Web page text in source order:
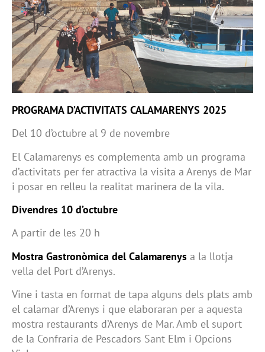
PROGRAMA D’ACTIVITATS CALAMARENYS 2025
Del 10 d’octubre al 9 de novembre
El Calamarenys es complementa amb un programa
d’activitats per fer atractiva la visita a Arenys de Mar
i posar en relleu la realitat marinera de la vila.
Divendres 10 d’octubre
A partir de les 20 h
Mostra Gastronòmica del Calamarenys a la llotja
vella del Port d’Arenys.
Vine i tasta en format de tapa alguns dels plats amb
el calamar d’Arenys i que elaboraran per a aquesta
mostra restaurants d’Arenys de Mar. Amb el suport
de la Confraria de Pescadors Sant Elm i Opcions